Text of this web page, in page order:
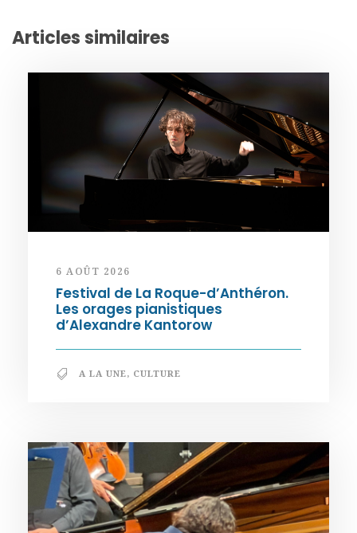
Articles similaires
6 AOÛT 2026
Festival de La Roque-d’Anthéron.
Les orages pianistiques
d’Alexandre Kantorow
A LA UNE, CULTURE